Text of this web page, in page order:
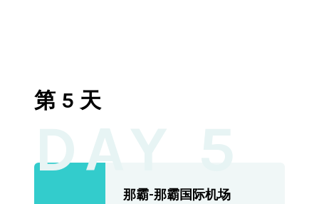
DAY 5
第 5 天
那霸-那霸国际机场